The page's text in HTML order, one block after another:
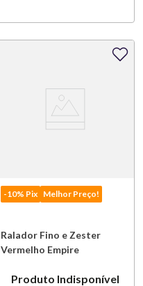
-10% Pix Melhor Preço!
Ralador Fino e Zester
Vermelho Empire
Produto Indisponível